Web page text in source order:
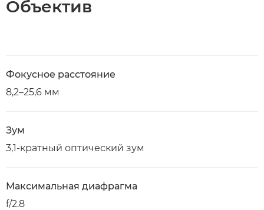
Объектив
Фокусное расстояние
8,2–25,6 мм
Зум
3,1-кратный оптический зум
Максимальная диафрагма
f/2.8